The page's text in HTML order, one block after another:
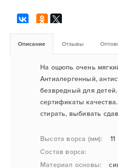
Описание Отзывы
На ощюпь очень
Антиалергенный,
безвредный для
сертификаты
стирать, выбивать
Высота ворса (мм):
11
Состав ворса:
Материал основы: